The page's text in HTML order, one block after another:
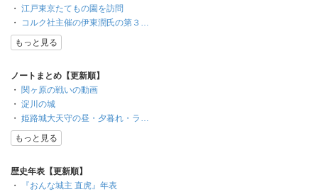
・ 江戸東京たてもの園を訪問
・ コルク社主催の伊東潤氏の第３…
もっと見る
ノートまとめ【更新順】
・ 関ヶ原の戦いの動画
・ 淀川の城
・ 姫路城大天守の昼・夕暮れ・ラ…
もっと見る
歴史年表【更新順】
・
『おんな城主 直虎』年表